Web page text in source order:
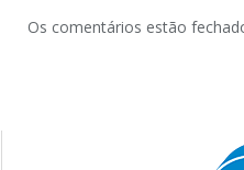
Os comentários estão